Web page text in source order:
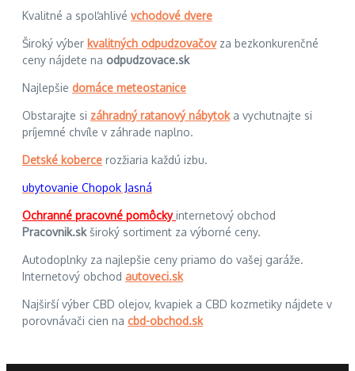
Kvalitné a spoľahlivé vchodové dvere
Široký výber kvalitných odpudzovačovza bezkonkurenčné
ceny nájdete na odpudzovace.sk
Najlepšie domáce meteostanice
Obstarajte si záhradný ratanový nábytoka vychutnajte si
príjemné chvíle v záhrade naplno.
Detské koberce rozžiaria každú izbu.
ubytovanie Chopok Jasná
Ochranné pracovné pomôckyinternetový obchod
Pracovnik.skširoký sortiment za výborné ceny.
Autodoplnky za najlepšie ceny priamo do vašej garáže.
Internetový obchod autoveci.sk
Najširší výber CBD olejov, kvapiek a CBD kozmetiky nájdete v
porovnávači cien na cbd-obchod.sk